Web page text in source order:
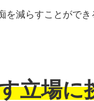
を減らすことができ
立場に